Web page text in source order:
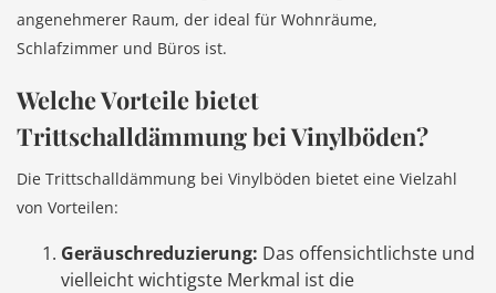
angenehmerer Raum, der ideal für Wohnräume,
Schlafzimmer und Büros ist.
Welche Vorteile bietet
Trittschalldämmung bei Vinylböden?
Die Trittschalldämmung bei Vinylböden bietet eine Vielzahl
von Vorteilen:
Geräuschreduzierung: Das offensichtlichste und
vielleicht wichtigste Merkmal ist die